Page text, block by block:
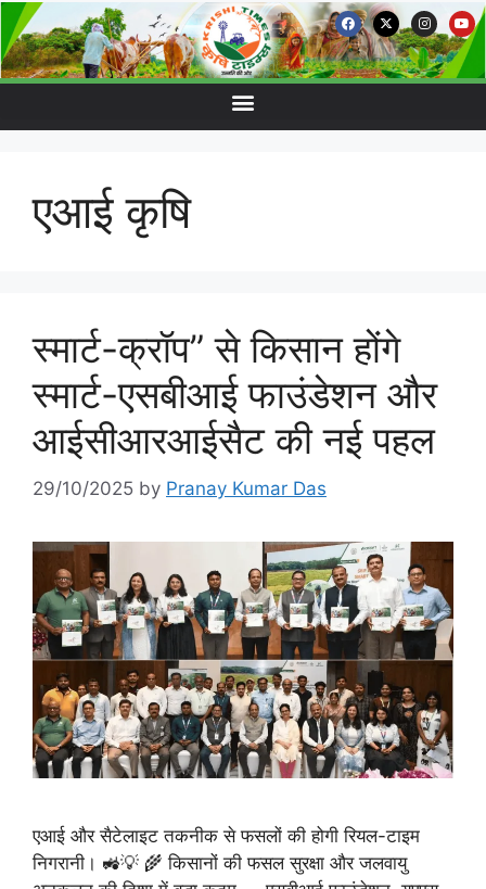
एआई कृषि
स्मार्ट-क्रॉप” से किसान होंगे
स्मार्ट-एसबीआई फाउंडेशन और
आईसीआरआईसैट की नई पहल
29/10/2025 by Pranay Kumar Das
एआई और सैटेलाइट तकनीक से फसलों की होगी रियल-टाइम
निगरानी। 🚜💡 🌾 किसानों की फसल सुरक्षा और जलवायु